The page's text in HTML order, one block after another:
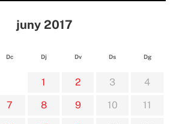
juny 2017
Dc Dj Dv Ds Dg
1 2 3
4
7 8 9 10
11